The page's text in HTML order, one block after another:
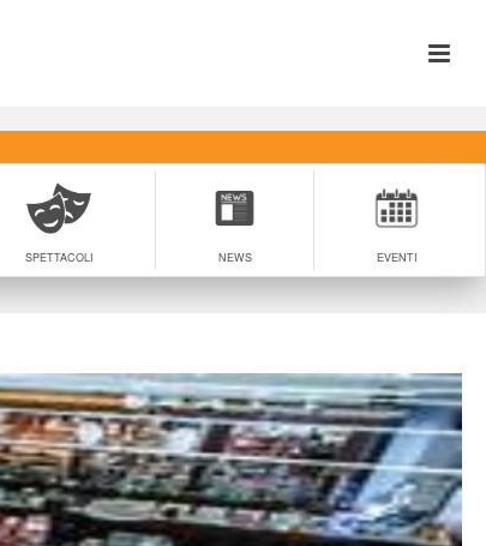
SPETTACOLI NEWS EVENTI